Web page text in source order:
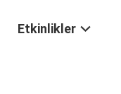
Etkinlikler